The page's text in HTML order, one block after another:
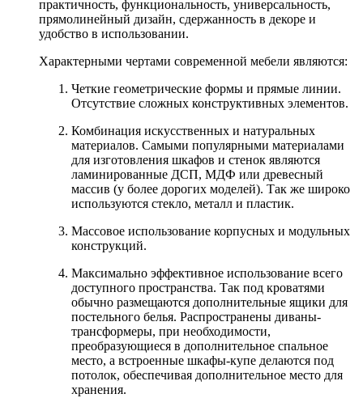
практичность, функциональность, универсальность,
прямолинейный дизайн, сдержанность в декоре и
удобство в использовании.
Характерными чертами современной мебели являются:
Четкие геометрические формы и прямые линии.
Отсутствие сложных конструктивных элементов.
Комбинация искусственных и натуральных
материалов. Самыми популярными материалами
для изготовления шкафов и стенок являются
ламинированные ДСП, МДФ или древесный
массив (у более дорогих моделей). Так же широко
используются стекло, металл и пластик.
Массовое использование корпусных и модульных
конструкций.
Максимально эффективное использование всего
доступного пространства. Так под кроватями
обычно размещаются дополнительные ящики для
постельного белья. Распространены диваны-
трансформеры, при необходимости,
преобразующиеся в дополнительное спальное
место, а встроенные шкафы-купе делаются под
потолок, обеспечивая дополнительное место для
хранения.